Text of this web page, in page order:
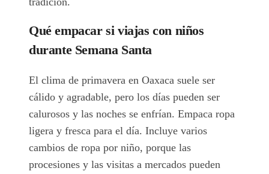
Qué empacar si viajas con niños
durante Semana Santa
El clima de primavera en Oaxaca suele ser
cálido y agradable, pero los días pueden ser
calurosos y las noches se enfrían. Empaca ropa
ligera y fresca para el día. Incluye varios
cambios de ropa por niño, porque las
procesiones y las visitas a mercados pueden